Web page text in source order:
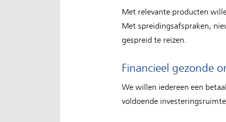
Met relevante producten
Met spreidingsafspraken,
gespreid te reizen.
Financieel gezonde
We willen iedereen een
voldoende